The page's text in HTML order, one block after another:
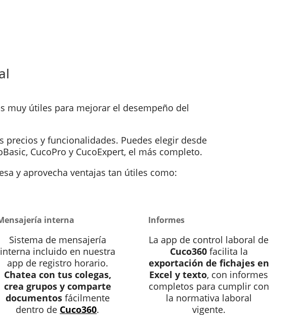
muy útiles para mejorar el desempeño del
y funcionalidades. Puedes elegir desde
CucoPro y CucoExpert, el más completo.
y aprovecha ventajas tan útiles como:
interna
Sistema de mensajería
interna incluido en nuestra
app de registro horario.
Chatea con tus colegas,
crea grupos y comparte
documentosfácilmente
dentro de Cuco360.
Informes
La app de control laboral de
Cuco360facilita la
exportación de fichajes en
Excel y texto, con informes
completos para cumplir con
la normativa laboral
vigente.